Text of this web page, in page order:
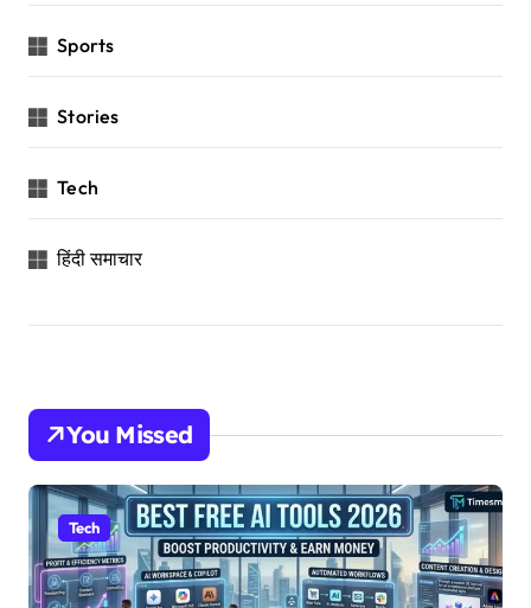
Sports
Stories
Tech
हिंदी समाचार
You Missed
Tech